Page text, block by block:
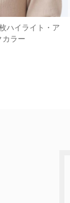
ハイライト・ア
カラー